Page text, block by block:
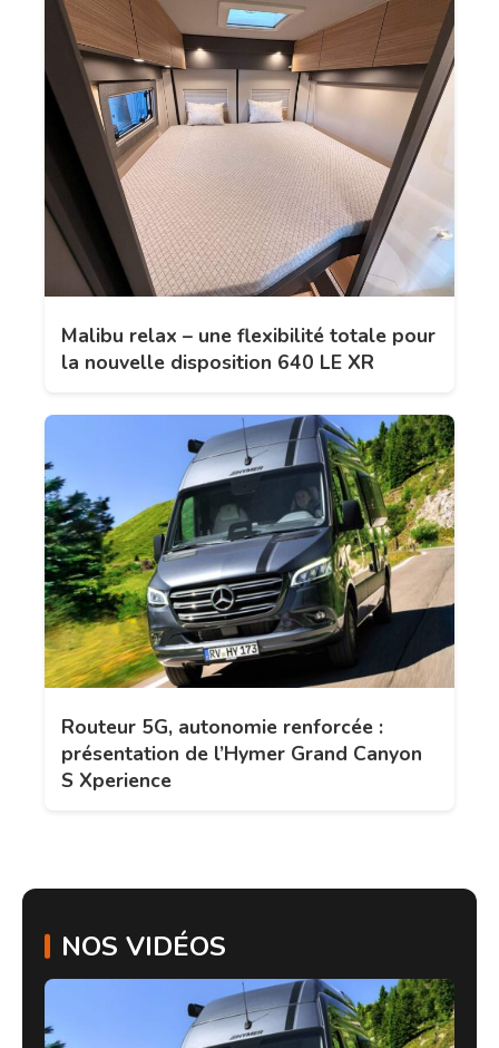
Malibu relax – une flexibilité totale pour
la nouvelle disposition 640 LE XR
Routeur 5G, autonomie renforcée :
présentation de l’Hymer Grand Canyon
S Xperience
NOS VIDÉOS